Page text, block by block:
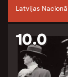
Latvijas
10.0